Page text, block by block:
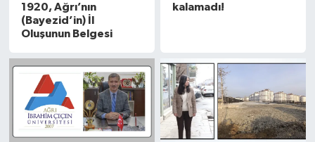
1920, Ağrı’nın
(Bayezid’in) İl
Oluşunun Belgesi
kalamadı!